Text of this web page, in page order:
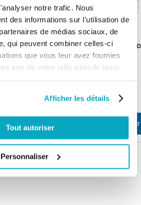
notre trafic. Nous
des informations sur l'utilisation de
de médias sociaux, de
qui peuvent combiner celles-ci
que vous leur avez fournies
lors de votre utilisation de leurs
Afficher les détails
Tout autoriser
Personnaliser
distance -
Nice Ondo Support
Ajouter au panier